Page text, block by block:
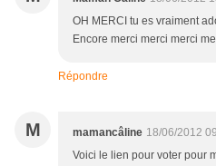
OH MERCI tu es vraiment
Encore merci merci merci
Répondre
M mamancâline 18/06/2012
Voici le lien pour voter pour